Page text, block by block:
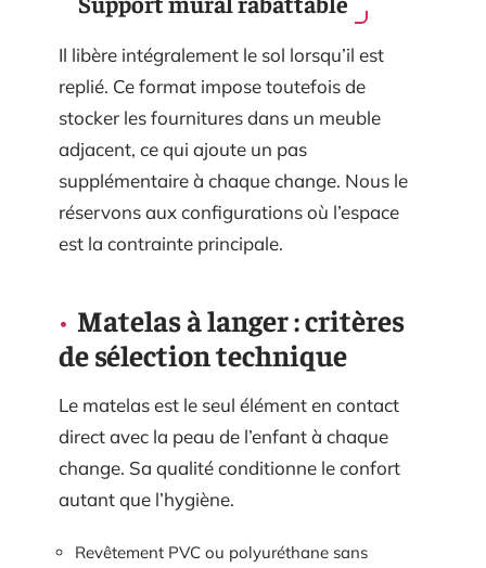
Il libère intégralement le sol lorsqu’il est
replié. Ce format impose toutefois de
stocker les fournitures dans un meuble
adjacent, ce qui ajoute un pas
supplémentaire à chaque change. Nous le
réservons aux configurations où l’espace
est la contrainte principale.
Matelas à langer : critères
de sélection technique
Le matelas est le seul élément en contact
direct avec la peau de l’enfant à chaque
change. Sa qualité conditionne le confort
autant que l’hygiène.
Revêtement PVC ou polyuréthane sans